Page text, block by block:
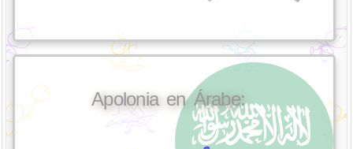
Apolonia en Árabe: